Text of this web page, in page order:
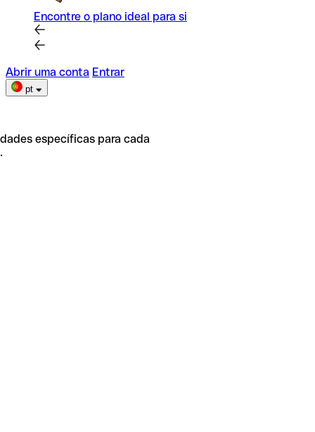
Encontre o plano ideal para si
Abrir uma conta Entrar
pt
específicas para cada